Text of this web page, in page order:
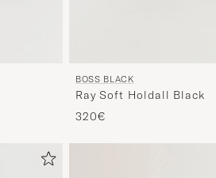
BOSS BLACK
Ray Soft Holdall Black
320€